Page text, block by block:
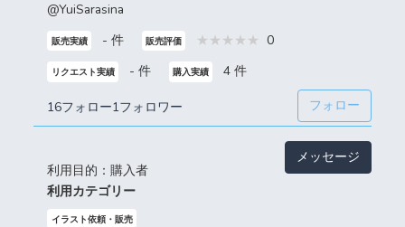
@YuiSarasina
販売実績 - 件 販売評価 0
リクエスト実績 - 件 購入実績 4 件
16フォロー1フォロワー フォロー
利用目的：購入者
メッセージ
利用カテゴリー
イラスト依頼・販売